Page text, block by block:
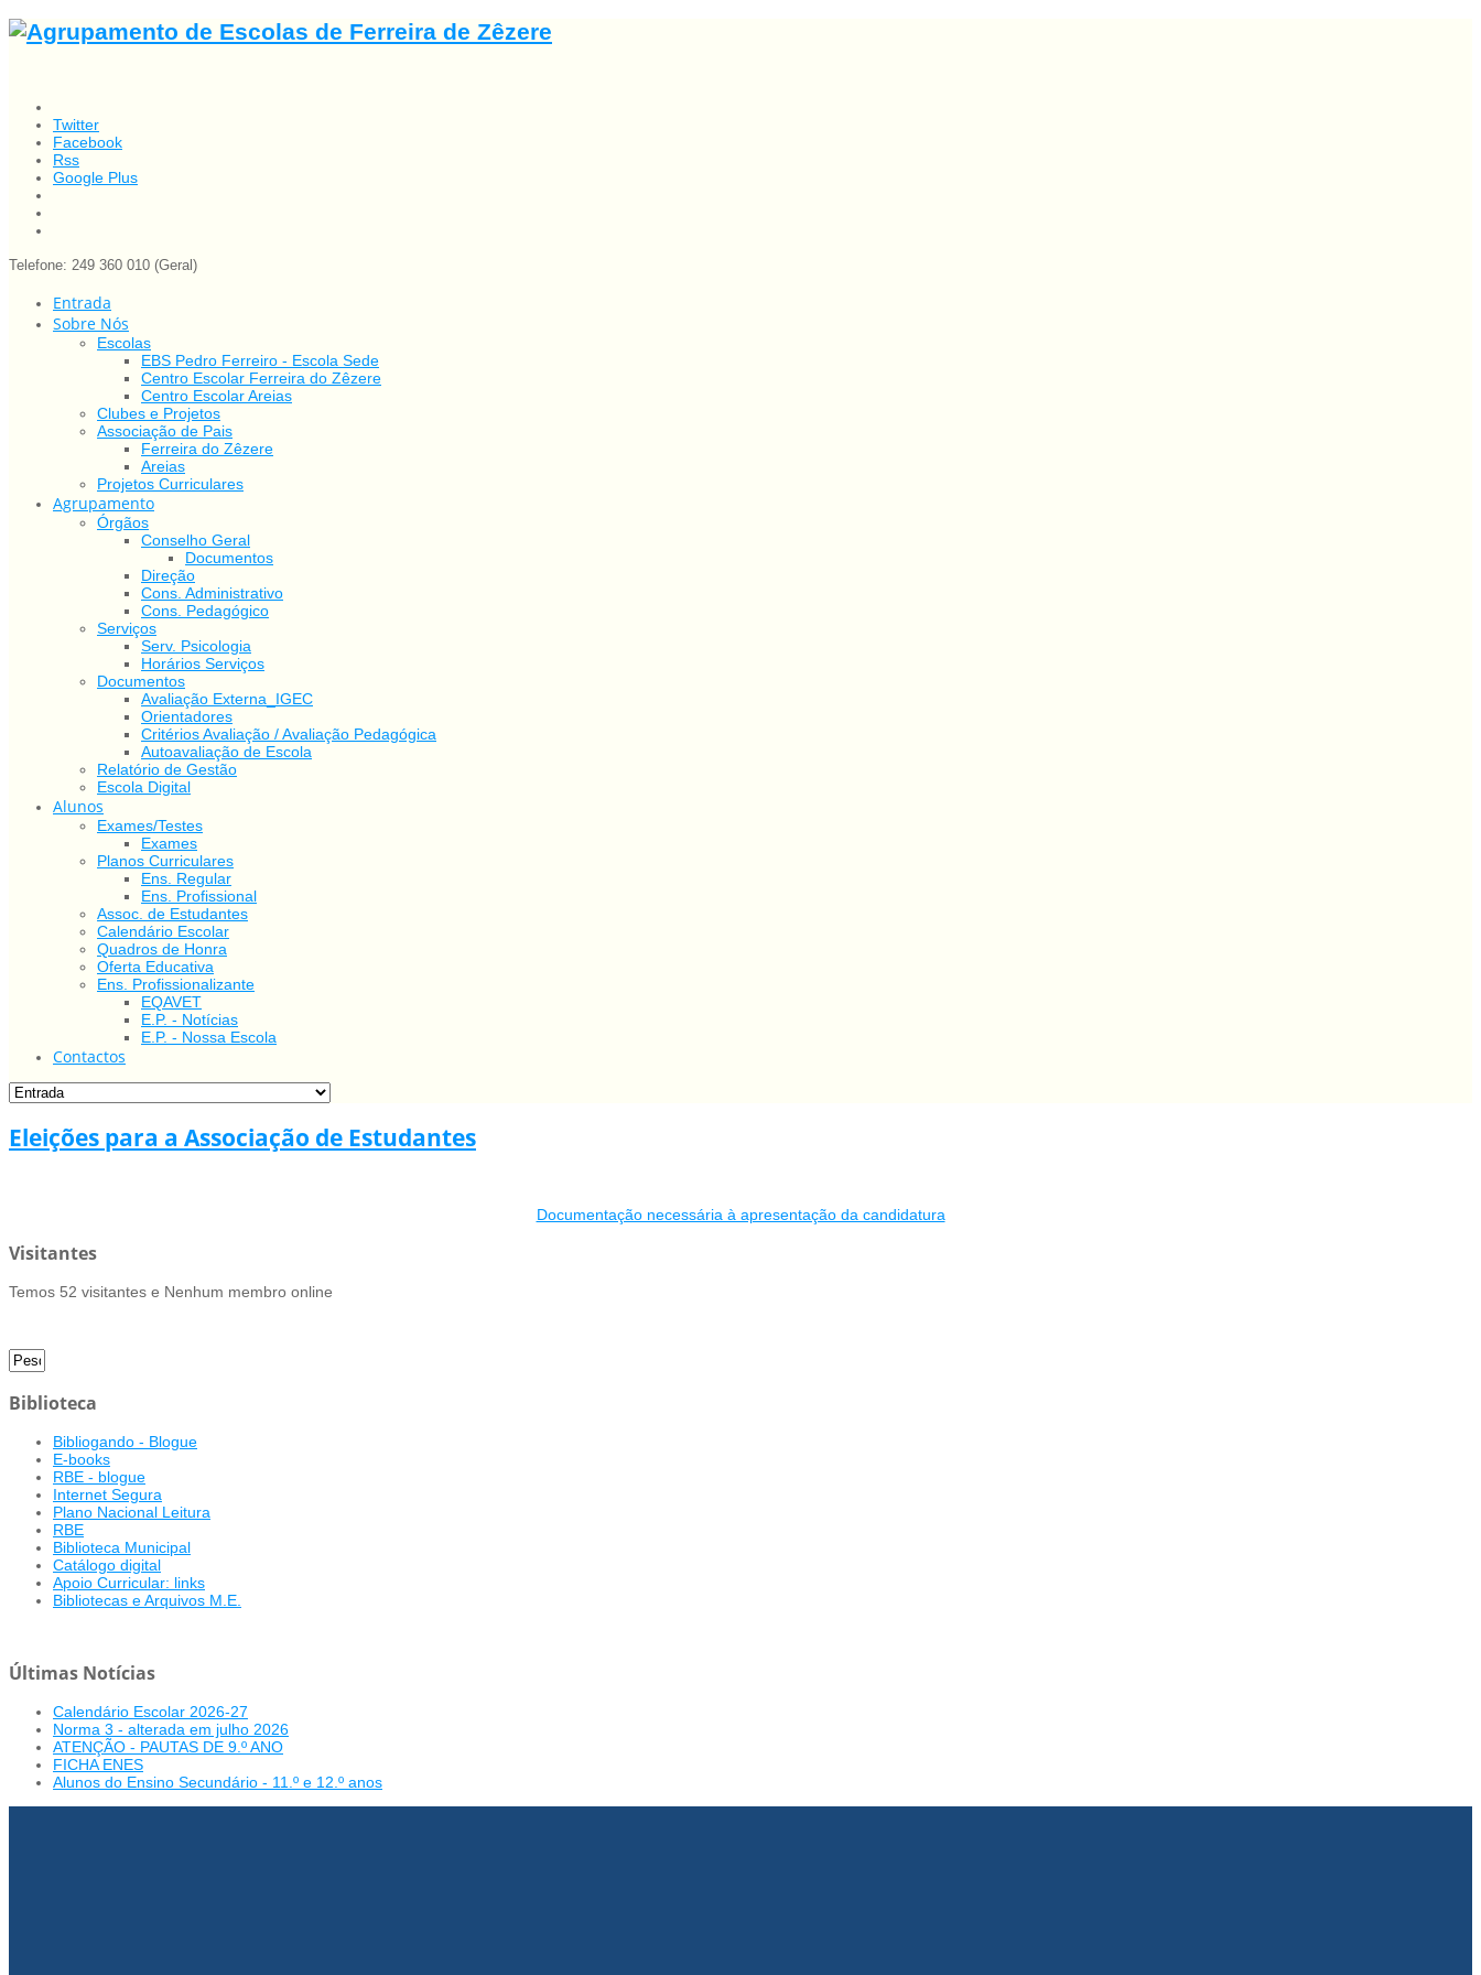
Twitter
Facebook
Rss
Google Plus
Telefone: 249 360 010 (Geral)
Entrada
Sobre Nós
Escolas
EBS Pedro Ferreiro - Escola Sede
Centro Escolar Ferreira do Zêzere
Centro Escolar Areias
Clubes e Projetos
Associação de Pais
Ferreira do Zêzere
Areias
Projetos Curriculares
Agrupamento
Órgãos
Conselho Geral
Documentos
Direção
Cons. Administrativo
Cons. Pedagógico
Serviços
Serv. Psicologia
Horários Serviços
Documentos
Avaliação Externa_IGEC
Orientadores
Critérios Avaliação / Avaliação Pedagógica
Autoavaliação de Escola
Relatório de Gestão
Escola Digital
Alunos
Exames/Testes
Exames
Planos Curriculares
Ens. Regular
Ens. Profissional
Assoc. de Estudantes
Calendário Escolar
Quadros de Honra
Oferta Educativa
Ens. Profissionalizante
EQAVET
E.P. - Notícias
E.P. - Nossa Escola
Contactos
Eleições para a Associação de Estudantes
Documentação necessária à apresentação da candidatura
Visitantes
Temos 52 visitantes e Nenhum membro online
Biblioteca
Bibliogando - Blogue
E-books
RBE - blogue
Internet Segura
Plano Nacional Leitura
RBE
Biblioteca Municipal
Catálogo digital
Apoio Curricular: links
Bibliotecas e Arquivos M.E.
Últimas Notícias
Calendário Escolar 2026-27
Norma 3 - alterada em julho 2026
ATENÇÃO - PAUTAS DE 9.º ANO
FICHA ENES
Alunos do Ensino Secundário - 11.º e 12.º anos